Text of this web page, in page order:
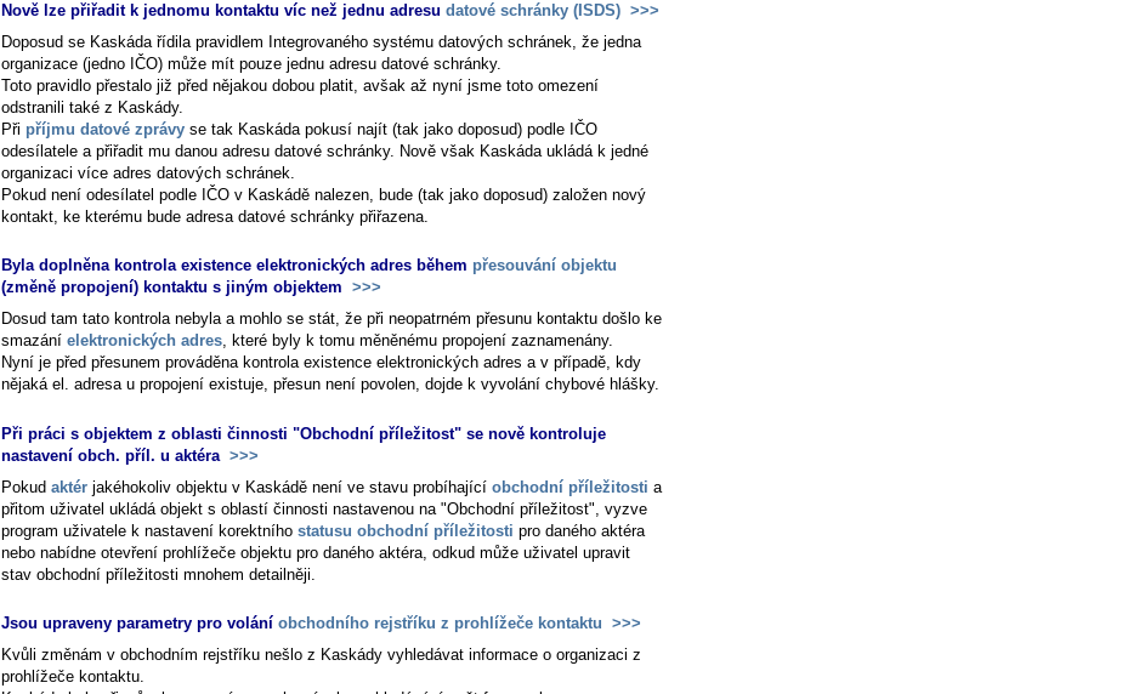
Nově lze přiřadit k jednomu kontaktu víc než jednu adresu datové schránky (ISDS) >>>
Doposud se Kaskáda řídila pravidlem Integrovaného systému datových schránek, že jedna
organizace (jedno IČO) může mít pouze jednu adresu datové schránky.
Toto pravidlo přestalo již před nějakou dobou platit, avšak až nyní jsme toto omezení
odstranili také z Kaskády.
Při příjmu datové zprávy se tak Kaskáda pokusí najít (tak jako doposud) podle IČO
odesílatele a přiřadit mu danou adresu datové schránky. Nově však Kaskáda ukládá k jedné
organizaci více adres datových schránek.
Pokud není odesílatel podle IČO v Kaskádě nalezen, bude (tak jako doposud) založen nový
kontakt, ke kterému bude adresa datové schránky přiřazena.
Byla doplněna kontrola existence elektronických adres během přesouvání objektu
(změně propojení) kontaktu s jiným objektem >>>
Dosud tam tato kontrola nebyla a mohlo se stát, že při neopatrném přesunu kontaktu došlo ke
smazání elektronických adres, které byly k tomu měněnému propojení zaznamenány.
Nyní je před přesunem prováděna kontrola existence elektronických adres a v případě, kdy
nějaká el. adresa u propojení existuje, přesun není povolen, dojde k vyvolání chybové hlášky.
Při práci s objektem z oblasti činnosti "Obchodní příležitost" se nově kontroluje
nastavení obch. příl. u aktéra >>>
Pokud aktér jakéhokoliv objektu v Kaskádě není ve stavu probíhající obchodní příležitosti a
přitom uživatel ukládá objekt s oblastí činnosti nastavenou na "Obchodní příležitost", vyzve
program uživatele k nastavení korektního statusu obchodní příležitosti pro daného aktéra
nebo nabídne otevření prohlížeče objektu pro daného aktéra, odkud může uživatel upravit
stav obchodní příležitosti mnohem detailněji.
Jsou upraveny parametry pro volání obchodního rejstříku z prohlížeče kontaktu >>>
Kvůli změnám v obchodním rejstříku nešlo z Kaskády vyhledávat informace o organizaci z
prohlížeče kontaktu.